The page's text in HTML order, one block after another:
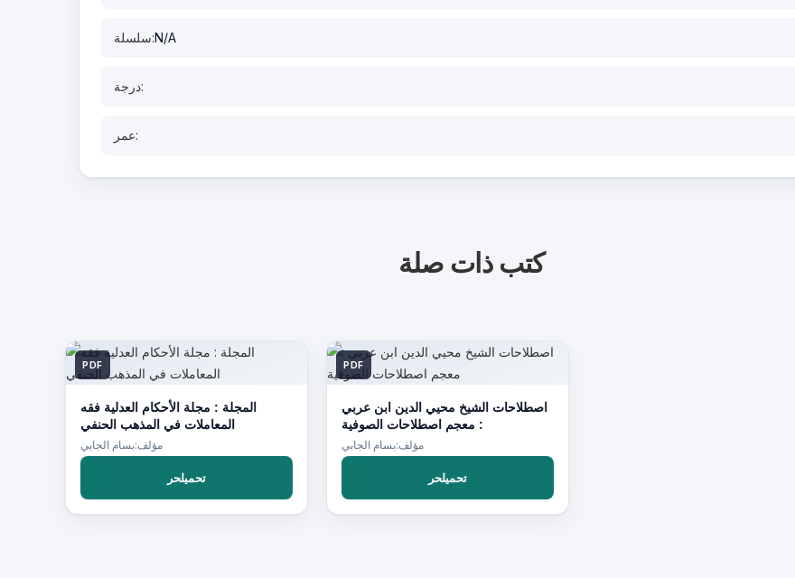
سلسلة:N/A
درجة:
عمر:
كتب ذات صلة
PDF
المجلة : مجلة الأحكام العدلية فقه
المعاملات في المذهب الحنفي
مؤلف:بسام الجابي
تحميلحر
PDF
اصطلاحات الشيخ محيي الدين ابن عربي
: معجم اصطلاحات الصوفية
مؤلف:بسام الجابي
تحميلحر